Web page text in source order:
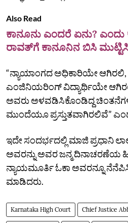
Also Read
ಕಾನೂನು ಎಂದರೆ ಏನು?
ರಾವತ್‌ಗೆ ಕಾನೂನಿನ ಬಿಸಿ
“ನ್ಯಾಯಾಂಗದ ಅಧಿಕಾರಿಯೇ ಆಗಿರಲಿ,
ಎಂಜಿನಿಯರಿಂಗ್ ವಿದ್ಯಾರ್ಥಿಯೇ
ಅವರು ಅಳವಡಿಸಿಕೊಂಡಿದ್ದ ಚಿಂತನೆಗಳು
ಮುಂದೆಯೂ ಪ್ರಸ್ತುತವಾಗಿರಲಿವೆ”
ಇದೇ ಸಂದರ್ಭದಲ್ಲಿ ಮಾಜಿ ಪ್ರಧಾನಿ
ಅವರನ್ನು ಅವರ ಜನ್ಮ ದಿನಾಚರಣೆಯ
ನ್ಯಾಯಮೂರ್ತಿ ಓಕಾ ಅವರನ್ನೂ
ಮಾಡಿದರು.
Karnataka High Court Chief Justice